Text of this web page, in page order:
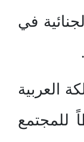
في
العربية
للمجتمع